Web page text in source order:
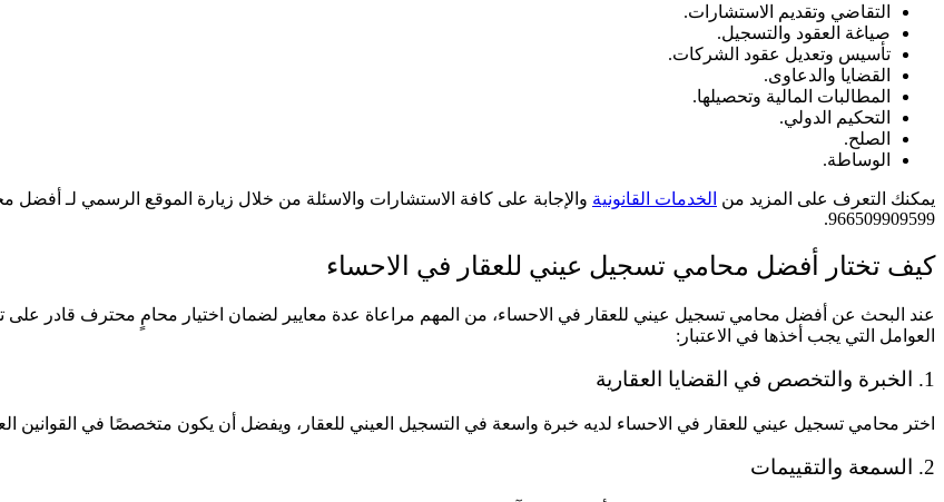
التقاضي وتقديم الاستشارات.
صياغة العقود والتسجيل.
تأسيس وتعديل عقود الشركات.
القضايا والدعاوى.
المطالبات المالية وتحصيلها.
التحكيم الدولي.
الصلح.
الوساطة.
يمكنك التعرف على المزيد من الخدمات القانونية والإجابة على كافة الاستشارات والاسئلة من خلال زيارة الموقع الرسمي لـ
966509909599.
كيف تختار أفضل محامي تسجيل عيني للعقار في الاحساء
عند البحث عن أفضل محامي تسجيل عيني للعقار في الاحساء، من المهم مراعاة عدة معايير لضمان اختيار محامٍ محترف قادر على
العوامل التي يجب أخذها في الاعتبار:
1. الخبرة والتخصص في القضايا العقارية
اختر محامي تسجيل عيني للعقار في الاحساء لديه خبرة واسعة في التسجيل العيني للعقار، ويفضل أن يكون متخصصًا في القوانين
2. السمعة والتقييمات